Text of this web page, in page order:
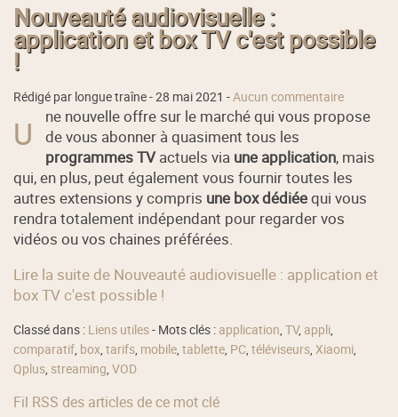
Nouveauté audiovisuelle :
application et box TV c'est possible
!
Rédigé par longue traîne -28 mai 2021 -Aucun commentaire
U
ne nouvelle offre sur le marché qui vous propose
de vous abonner à quasiment tous les
programmes TVactuels via une application, mais
qui, en plus, peut également vous fournir toutes les
autres extensions y compris une box dédiéequi vous
rendra totalement indépendant pour regarder vos
vidéos ou vos chaines préférées.
Lire la suite de Nouveauté audiovisuelle : application et
box TV c'est possible !
Classé dans : Liens utiles- Mots clés : application,TV, appli,
comparatif, box,tarifs, mobile,tablette, PC,téléviseurs,Xiaomi,
Qplus, streaming,VOD
Fil RSS des articles de ce mot clé